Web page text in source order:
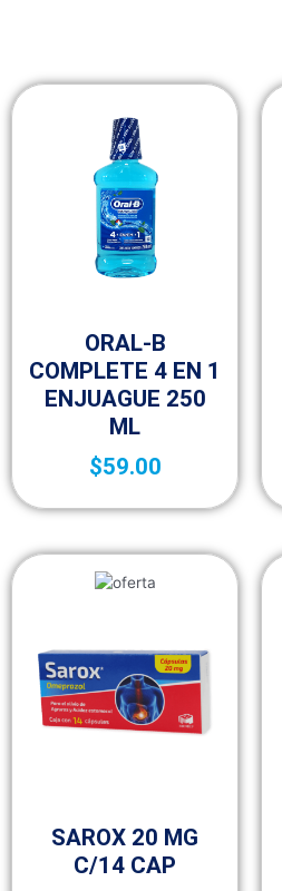
ORAL-B
COMPLETE 4 EN 1
ENJUAGUE 250
ML
$59.00
SAROX 20 MG
C/14 CAP